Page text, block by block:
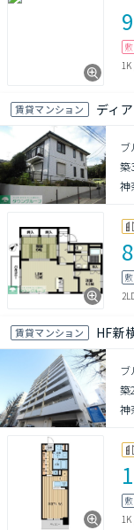
敷
1K
賃貸マンション ディ
築
神
敷
賃貸マンション HF新
築
神
敷
1K